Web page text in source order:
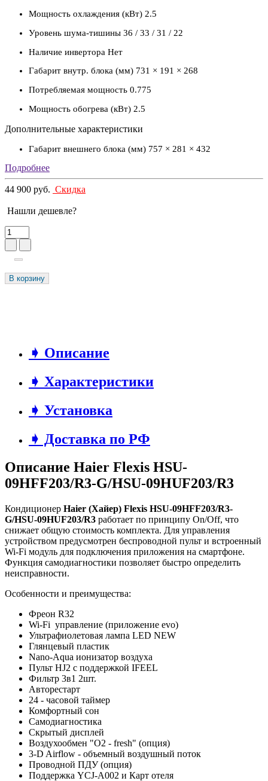
Мощность охлаждения (кВт) 2.5
Уровень шума-тишины 36 / 33 / 31 / 22
Наличие инвертора Нет
Габарит внутр. блока (мм) 731 × 191 × 268
Потребляемая мощность 0.775
Мощность обогрева (кВт) 2.5
Дополнительные характеристики
Габарит внешнего блока (мм) 757 × 281 × 432
Подробнее
44 900 руб. Скидка
Нашли дешевле?
В корзину
➧ Описание
➧ Характеристики
➧ Установка
➧ Доставка по РФ
Описание Haier Flexis HSU-
09HFF203/R3-G/HSU-09HUF203/R3
Кондиционер Haier (Хайер) Flexis HSU-09HFF203/R3-
G/HSU-09HUF203/R3 работает по принципу On/Off, что
снижает общую стоимость комплекта. Для управления
устройством предусмотрен беспроводной пульт и встроенный
Wi-Fi модуль для подключения приложения на смартфоне.
Функция самодиагностики позволяет быстро определить
неисправности.
Особенности и преимущества:
Фреон R32
Wi-Fi управление (приложение evo)
Ультрафиолетовая лампа LED NEW
Глянцевый пластик
Nano-Aqua ионизатор воздуха
Пульт HJ2 с поддержкой IFEEL
Фильтр 3в1 2шт.
Авторестарт
24 - часовой таймер
Комфортный сон
Самодиагностика
Скрытый дисплей
Воздухообмен "О2 - fresh" (опция)
3-D Airflow - объемный воздушный поток
Проводной ПДУ (опция)
Поддержка YCJ-A002 и Карт отеля